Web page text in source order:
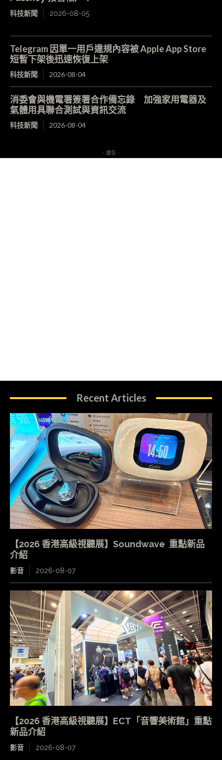
科技新聞 2026-08-05
Telegram 因單一用戶違規內容被 Apple App Store
短暫下架後迅速恢復上架
科技新聞 2026-08-04
消委會與機電署簽署合作備忘錄 加強家用電器及
氣體用具聯合測試與資訊交流
科技新聞 2026-08-04
- 廣告 -
Recent Articles
【2026 香港高級視聽展】Soundwave 重點新品
介紹
影音 2026-08-07
【2026 香港高級視聽展】ECT「音響美術館」重點
新品介紹
影音 2026-08-07